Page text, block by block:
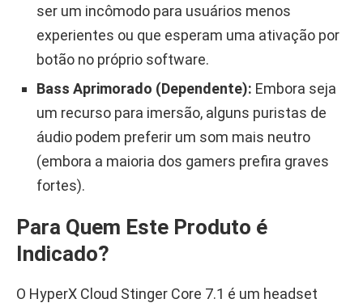
ser um incômodo para usuários menos
experientes ou que esperam uma ativação por
botão no próprio software.
Bass Aprimorado (Dependente): Embora seja
um recurso para imersão, alguns puristas de
áudio podem preferir um som mais neutro
(embora a maioria dos gamers prefira graves
fortes).
Para Quem Este Produto é
Indicado?
O HyperX Cloud Stinger Core 7.1 é um headset